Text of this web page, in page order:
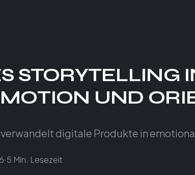
UND
digitale Produkte in
·5 Min. Lesezeit